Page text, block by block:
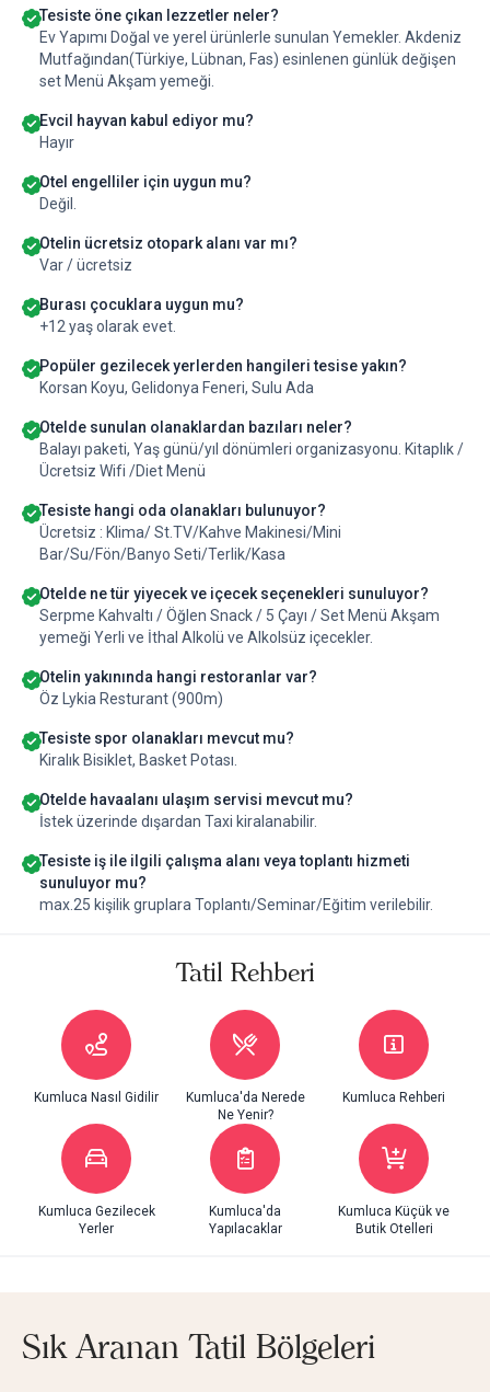
Tesiste öne çıkan lezzetler neler?
Ev Yapımı Doğal ve yerel ürünlerle sunulan Yemekler. Akdeniz
Mutfağından(Türkiye, Lübnan, Fas) esinlenen günlük değişen
set Menü Akşam yemeği.
Evcil hayvan kabul ediyor mu?
Hayır
Otel engelliler için uygun mu?
Değil.
Otelin ücretsiz otopark alanı var mı?
Var / ücretsiz
Burası çocuklara uygun mu?
+12 yaş olarak evet.
Popüler gezilecek yerlerden hangileri tesise yakın?
Korsan Koyu, Gelidonya Feneri, Sulu Ada
Otelde sunulan olanaklardan bazıları neler?
Balayı paketi, Yaş günü/yıl dönümleri organizasyonu. Kitaplık /
Ücretsiz Wifi /Diet Menü
Tesiste hangi oda olanakları bulunuyor?
Ücretsiz : Klima/ St.TV/Kahve Makinesi/Mini
Bar/Su/Fön/Banyo Seti/Terlik/Kasa
Otelde ne tür yiyecek ve içecek seçenekleri sunuluyor?
Serpme Kahvaltı / Öğlen Snack / 5 Çayı / Set Menü Akşam
yemeği Yerli ve İthal Alkolü ve Alkolsüz içecekler.
Otelin yakınında hangi restoranlar var?
Öz Lykia Resturant (900m)
Tesiste spor olanakları mevcut mu?
Kiralık Bisiklet, Basket Potası.
Otelde havaalanı ulaşım servisi mevcut mu?
İstek üzerinde dışardan Taxi kiralanabilir.
Tesiste iş ile ilgili çalışma alanı veya toplantı hizmeti
sunuluyor mu?
max.25 kişilik gruplara Toplantı/Seminar/Eğitim verilebilir.
Tatil Rehberi
Kumluca Nasıl Gidilir
Kumluca'da Nerede
Ne Yenir?
Kumluca Rehberi
Kumluca Gezilecek
Yerler
Kumluca'da
Yapılacaklar
Kumluca Küçük ve
Butik Otelleri
Sık Aranan Tatil Bölgeleri